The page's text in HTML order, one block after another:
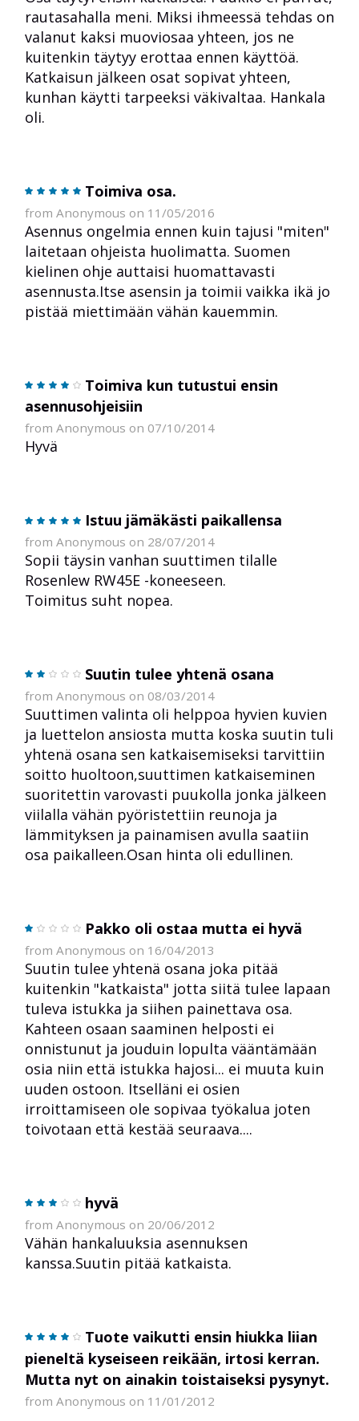
rautasahalla meni. Miksi ihmeessä tehdas on
valanut kaksi muoviosaa yhteen, jos ne
kuitenkin täytyy erottaa ennen käyttöä.
Katkaisun jälkeen osat sopivat yhteen,
kunhan käytti tarpeeksi väkivaltaa. Hankala
oli.
Toimiva osa.
from Anonymous on 11/05/2016
Asennus ongelmia ennen kuin tajusi "miten"
laitetaan ohjeista huolimatta. Suomen
kielinen ohje auttaisi huomattavasti
asennusta.Itse asensin ja toimii vaikka ikä jo
pistää miettimään vähän kauemmin.
Toimiva kun tutustui ensin
asennusohjeisiin
from Anonymous on 07/10/2014
Hyvä
Istuu jämäkästi paikallensa
from Anonymous on 28/07/2014
Sopii täysin vanhan suuttimen tilalle
Rosenlew RW45E -koneeseen.
Toimitus suht nopea.
Suutin tulee yhtenä osana
from Anonymous on 08/03/2014
Suuttimen valinta oli helppoa hyvien kuvien
ja luettelon ansiosta mutta koska suutin tuli
yhtenä osana sen katkaisemiseksi tarvittiin
soitto huoltoon,suuttimen katkaiseminen
suoritettin varovasti puukolla jonka jälkeen
viilalla vähän pyöristettiin reunoja ja
lämmityksen ja painamisen avulla saatiin
osa paikalleen.Osan hinta oli edullinen.
Pakko oli ostaa mutta ei hyvä
from Anonymous on 16/04/2013
Suutin tulee yhtenä osana joka pitää
kuitenkin "katkaista" jotta siitä tulee lapaan
tuleva istukka ja siihen painettava osa.
Kahteen osaan saaminen helposti ei
onnistunut ja jouduin lopulta vääntämään
osia niin että istukka hajosi... ei muuta kuin
uuden ostoon. Itselläni ei osien
irroittamiseen ole sopivaa työkalua joten
toivotaan että kestää seuraava....
hyvä
from Anonymous on 20/06/2012
Vähän hankaluuksia asennuksen
kanssa.Suutin pitää katkaista.
Tuote vaikutti ensin hiukka liian
pieneltä kyseiseen reikään, irtosi kerran.
Mutta nyt on ainakin toistaiseksi pysynyt.
from Anonymous on 11/01/2012